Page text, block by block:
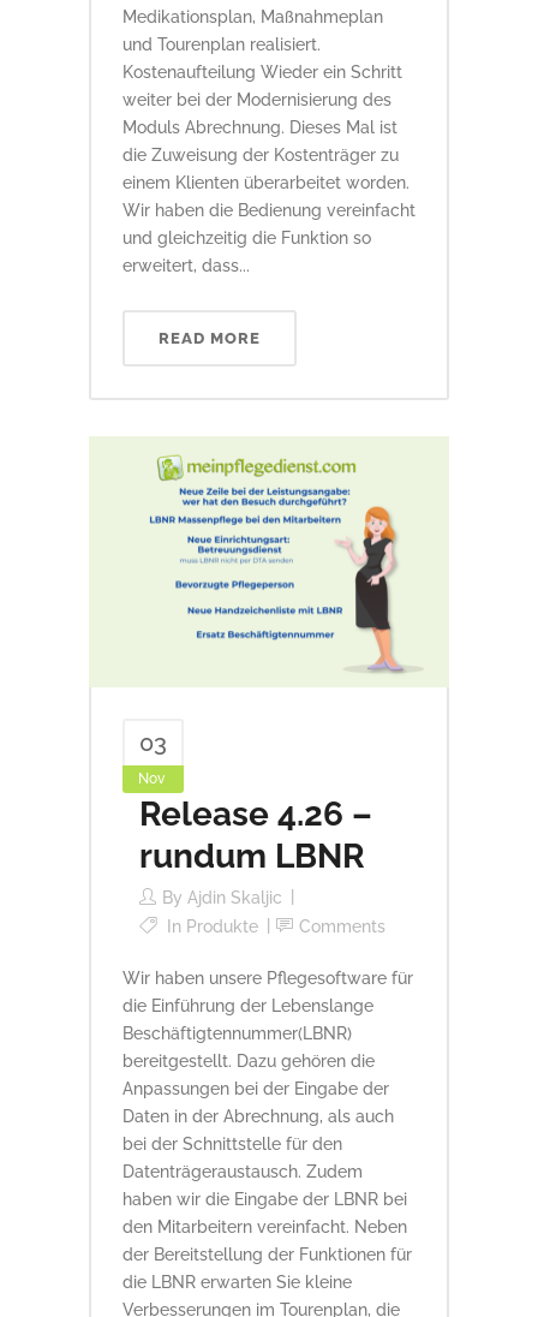
Medikationsplan, Maßnahmeplan
und Tourenplan realisiert.
Kostenaufteilung Wieder ein Schritt
weiter bei der Modernisierung des
Moduls Abrechnung. Dieses Mal ist
die Zuweisung der Kostenträger zu
einem Klienten überarbeitet worden.
Wir haben die Bedienung vereinfacht
und gleichzeitig die Funktion so
erweitert, dass...
READ MORE
03
Nov
Release 4.26 –
rundum LBNR
By Ajdin Skaljic
In Produkte Comments
Wir haben unsere Pflegesoftware für
die Einführung der Lebenslange
Beschäftigtennummer(LBNR)
bereitgestellt. Dazu gehören die
Anpassungen bei der Eingabe der
Daten in der Abrechnung, als auch
bei der Schnittstelle für den
Datenträgeraustausch. Zudem
haben wir die Eingabe der LBNR bei
den Mitarbeitern vereinfacht. Neben
der Bereitstellung der Funktionen für
die LBNR erwarten Sie kleine
Verbesserungen im Tourenplan, die